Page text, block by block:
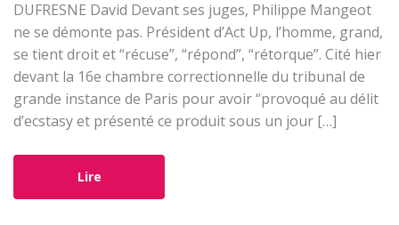
DUFRESNE David Devant ses juges, Philippe Mangeot
ne se démonte pas. Président d’Act Up, l’homme, grand,
se tient droit et “récuse”, “répond”, “rétorque”. Cité hier
devant la 16e chambre correctionnelle du tribunal de
grande instance de Paris pour avoir “provoqué au délit
d’ecstasy et présenté ce produit sous un jour […]
Lire